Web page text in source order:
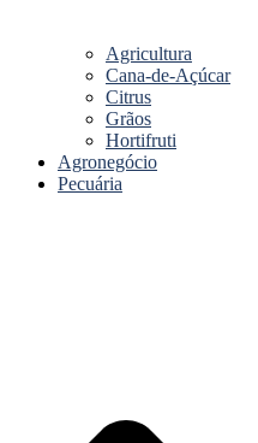
Agricultura
Cana-de-Açúcar
Citrus
Grãos
Hortifruti
Agronegócio
Pecuária